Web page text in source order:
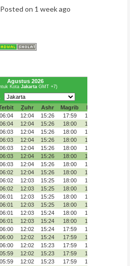
Posted on 1 week ago